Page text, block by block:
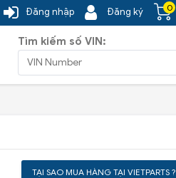
0
Đăng ký
Đăng nhập
Tìm kiếm số VIN:
TẠI SAO MUA HÀNG TẠI VIETPARTS ?